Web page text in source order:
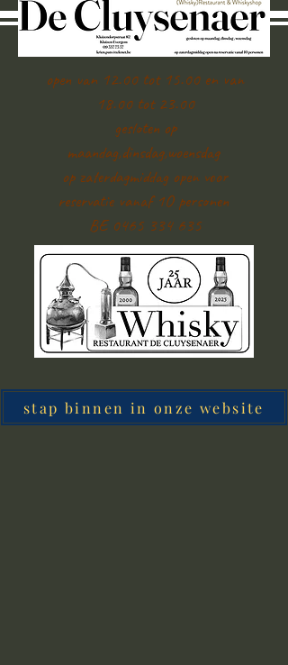
open van 12.00 tot 15.00 en van
18.00 tot 23.00
gesloten op
maandag,dinsdag,woensdag
op zaterdagmiddag open voor
reservatie vanaf 1O personen
BE 0465 334 635
stap binnen in onze website